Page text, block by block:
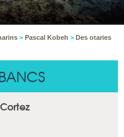
> Pascal Kobeh > Des otaries